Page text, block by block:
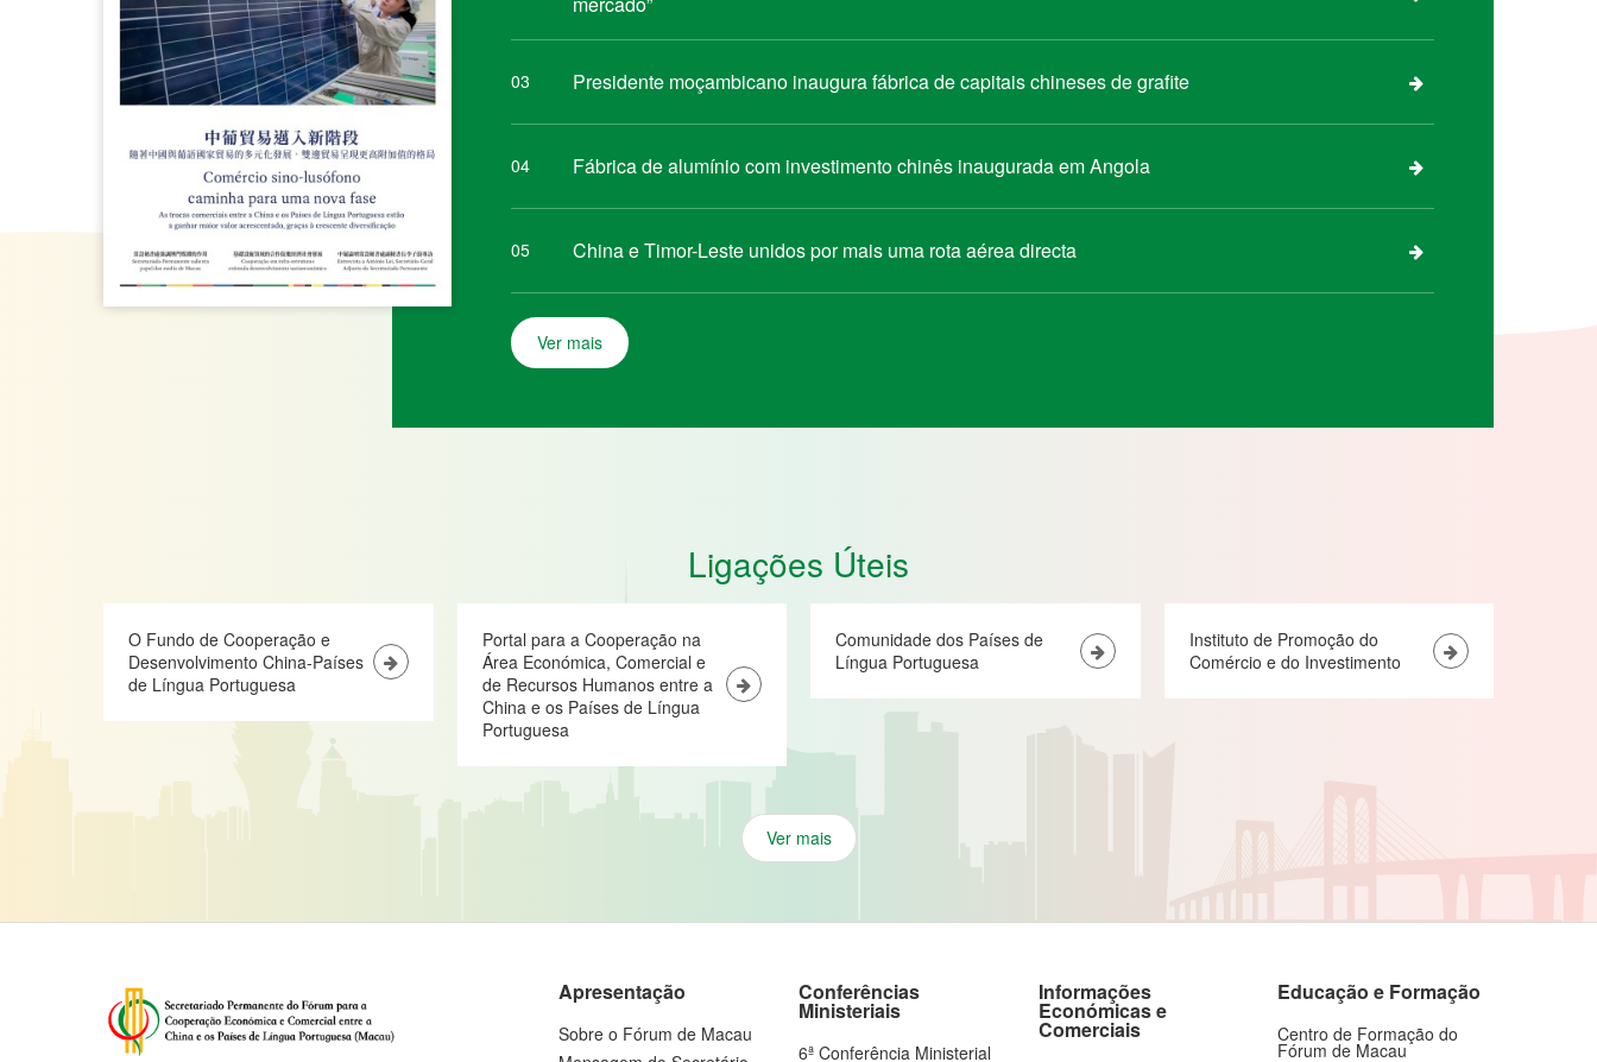
03 Presidente moçambicano inaugura fábrica de capitais chineses de grafite
04 Fábrica de alumínio com investimento chinês inaugurada em Angola
05 China e Timor-Leste unidos por mais uma rota aérea directa
Ver mais
Ligações Úteis
O Fundo de Cooperação e
Desenvolvimento China-Países
de Língua Portuguesa
Portal para a Cooperação na
Área Económica, Comercial e
de Recursos Humanos entre a
China e os Países de Língua
Portuguesa
Comunidade dos Países de
Língua Portuguesa
Instituto de Promoção do
Comércio e do Investimento
Ver mais
Apresentação
Sobre o Fórum de Macau
Conferências
Ministeriais
6ª Conferência Ministerial
Informações
Económicas e
Comerciais
Educação e Formação
Centro de Formação do
Fórum de Macau